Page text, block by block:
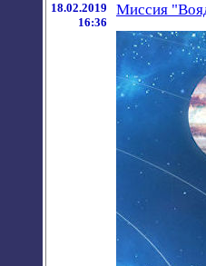
18.02.2019
16:36
Миссия